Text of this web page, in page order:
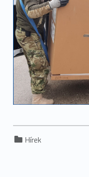
Categorized in:
Hírek